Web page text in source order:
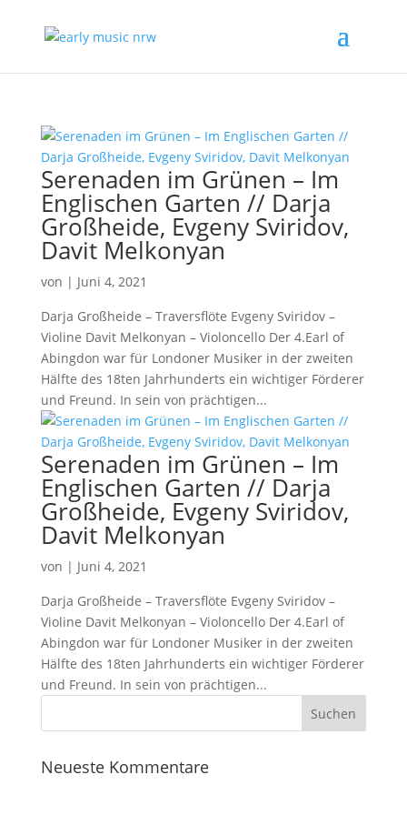
Serenaden im Grünen – Im
Englischen Garten // Darja
Großheide, Evgeny Sviridov,
Davit Melkonyan
von | Juni 4, 2021
Darja Großheide – Traversflöte Evgeny Sviridov –
Violine Davit Melkonyan – Violoncello Der 4.Earl of
Abingdon war für Londoner Musiker in der zweiten
Hälfte des 18ten Jahrhunderts ein wichtiger Förderer
und Freund. In sein von prächtigen...
Serenaden im Grünen – Im
Englischen Garten // Darja
Großheide, Evgeny Sviridov,
Davit Melkonyan
von | Juni 4, 2021
Darja Großheide – Traversflöte Evgeny Sviridov –
Violine Davit Melkonyan – Violoncello Der 4.Earl of
Abingdon war für Londoner Musiker in der zweiten
Hälfte des 18ten Jahrhunderts ein wichtiger Förderer
und Freund. In sein von prächtigen...
Neueste Kommentare